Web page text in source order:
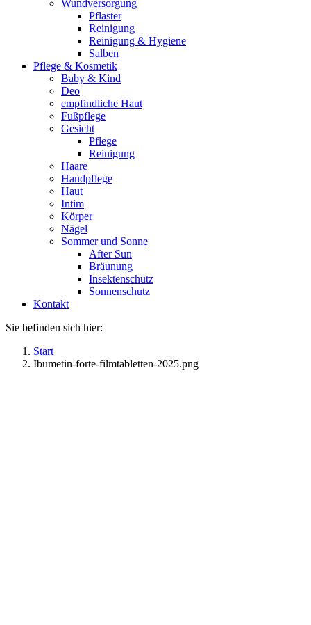
Wundversorgung
Pflaster
Reinigung
Reinigung & Hygiene
Salben
Pflege & Kosmetik
Baby & Kind
Deo
empfindliche Haut
Fußpflege
Gesicht
Pflege
Reinigung
Haare
Handpflege
Haut
Intim
Körper
Nägel
Sommer und Sonne
After Sun
Bräunung
Insektenschutz
Sonnenschutz
Kontakt
Sie befinden sich hier:
Start
Ibumetin-forte-filmtabletten-2025.png